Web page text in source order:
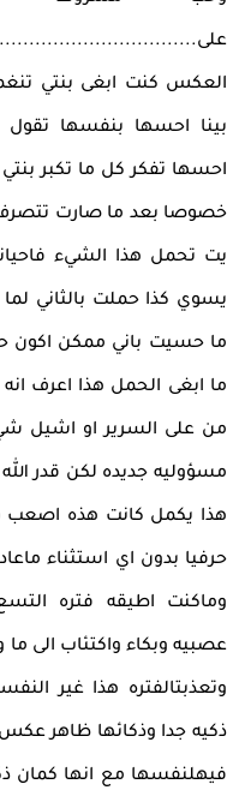
العكس كنت ابغى بنتي
بينا احسها بنفسها تقول
احسها تفكر كل ما تكبر بنتي
خصوصا بعد ما صارت تتصرف
يت تحمل هذا الشيء
يسوي كذا حملت بالثاني
ما حسيت باني ممكن اكون
ما ابغى الحمل هذا اعرف
من على السرير او اشيل
مسؤوليه جديده لكن قدر
هذا يكمل كانت هذه اصعب
حرفيا بدون اي استثناء
وماكنت اطيقه فتره
عصبيه وبكاء واكتئاب الى ما
وتعذبتالفتره هذا غير
ذكيه جدا وذكائها ظاهر عكس
فيهلنفسها مع انها كمان